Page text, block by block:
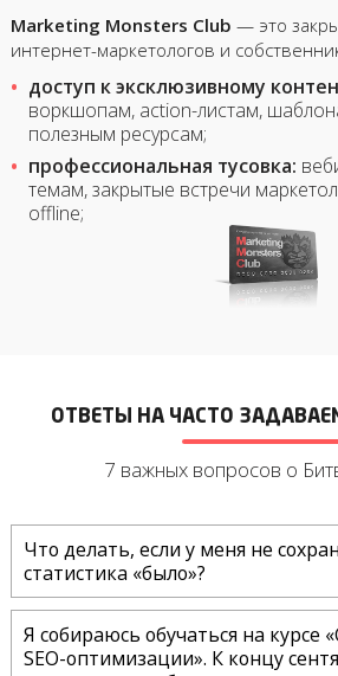
Marketing Monsters Club — это
интернет-маркетологов и
доступ к эксклюзивному
воркшопам, action-листам,
полезным ресурсам;
профессиональная тусовка:
темам, закрытые встречи
offline;
ОТВЕТЫ НА ЧАСТО
7 важных вопросов о
Что делать, если у меня не
статистика «было»?
Я собираюсь обучаться на курсе
SEO-оптимизации». К концу